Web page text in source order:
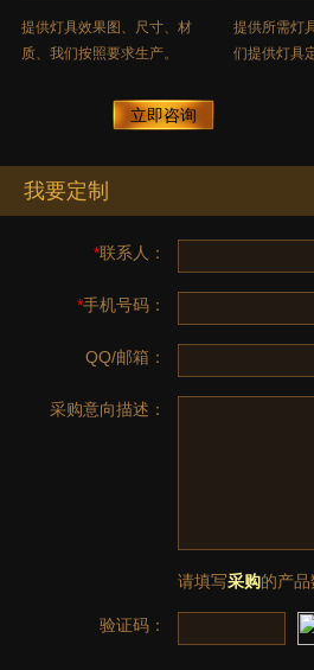
提供灯具效果图、尺寸、材
质、我们按照要求生产。
立即咨询
提供所需灯
们提供灯具
我要定制
*联系人：
*手机号码：
QQ/邮箱：
采购意向描述：
请填写采购的产
验证码：